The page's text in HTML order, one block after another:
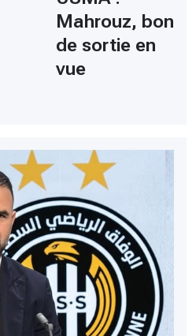
Mahrouz, bon
de sortie en
vue